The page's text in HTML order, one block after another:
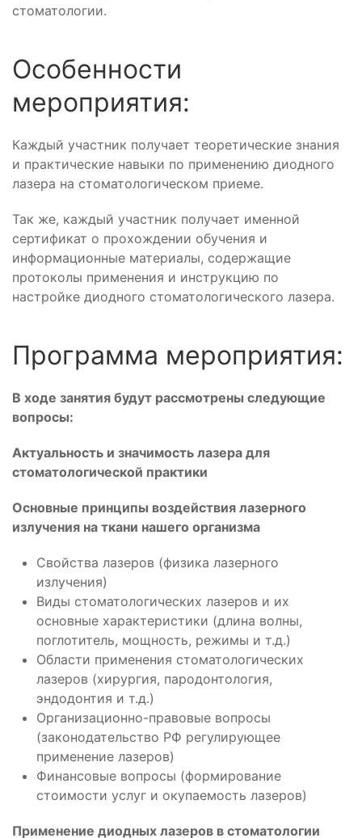
стоматологии.
Особенности
мероприятия:
Каждый участник получает теоретические знания
и практические навыки по применению диодного
лазера на стоматологическом приеме.
Так же, каждый участник получает именной
сертификат о прохождении обучения и
информационные материалы, содержащие
протоколы применения и инструкцию по
настройке диодного стоматологического лазера.
Программа мероприятия:
В ходе занятия будут рассмотрены следующие
вопросы:
Актуальность и значимость лазера для
стоматологической практики
Основные принципы воздействия лазерного
излучения на ткани нашего организма
Свойства лазеров (физика лазерного
излучения)
Виды стоматологических лазеров и их
основные характеристики (длина волны,
поглотитель, мощность, режимы и т.д.)
Области применения стоматологических
лазеров (хирургия, пародонтология,
эндодонтия и т.д.)
Организационно-правовые вопросы
(законодательство РФ регулирующее
применение лазеров)
Финансовые вопросы (формирование
стоимости услуг и окупаемость лазеров)
Применение диодных лазеров в стоматологии